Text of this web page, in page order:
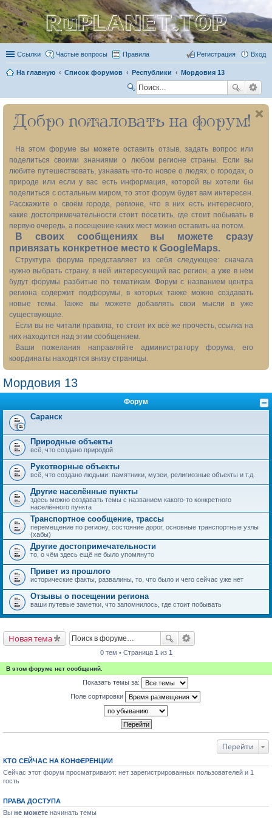
RuPLANET.TOP
Ссылки Частые вопросы Правила Вход
Регистрация
На главную Список форумов Республики Мордовия 13
ск
Добро пожаловать на форум!
На этом форуме вы можете оставить отзыв, задать вопрос или
поделиться своими знаниями о любом регионе страны. Если вы
любите путешествовать, узнавать что-то новое о людях, о городах, о
природе или если у вас есть информация, которой вы хотели бы
поделиться с остальным миром, то этот форум будет вам интересен.
Расскажите о своём городе, регионе, что в них есть интересного,
какие достопримечательности стоит посетить, где стоит побывать в
первую очередь, а посещение каких мест можно оставить на потом.
В своих сообщениях вы можете сразу
привязать конкретное место к GoogleMaps.
Структура форума представляет из себя следующее: сначала
нужно выбрать страну, в ней интересующий вас регион, а уже в нём
будут форумы разбитые по тематикам. Форум с названием центра
региона содержит подфорумы, в которых также можно создавать
новые темы. Также вы можете добавлять свои мысли в уже
существующие.
Если вы не читали правила, то стоит их всё же прочесть, ссылка на
них находится над этим сообщением.
Ваши пожелания направляйте администратору форума, его
координаты находятся внизу страницы.
Мордовия 13
Форум
Саранск
Природные объекты
всё, что создано природой
Рукотворные объекты
всё, что создано людьми: памятники, музеи, религиозные объекты и т.д.
Другие населённые пункты
здесь можно создавать темы с названием какого-то конкретного
населённого пункта
Транспортное сообщение, трассы
перемещение по региону, состояние дорог, основные транспортные узлы
(хабы)
Другие достопримечательности
то, о чём здесь ещё не было упомянуто
Привет из прошлого
исторические факты, развалины, то, что было и чего сейчас уже нет
Отзывы о посещении региона
ваши путевые заметки, что запомнилось, где стоит побывать
Новая тема
0 тем • Страница 1 из 1
В этом форуме нет сообщений.
Показать темы за:
Поле сортировки
Перейти
КТО СЕЙЧАС НА КОНФЕРЕНЦИИ
Сейчас этот форум просматривают: нет зарегистрированных пользователей и 1
гость
ПРАВА ДОСТУПА
Вы не можете начинать темы